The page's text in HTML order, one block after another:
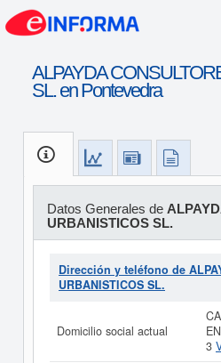
ALPAYDA
SL. en Pontevedra
Datos Generales de
URBANISTICOS SL.
Dirección y teléfono de
URBANISTICOS SL.
Domicilio social actual
3